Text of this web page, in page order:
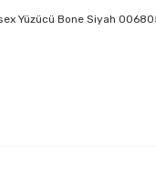
Yüzücü Bone Siyah